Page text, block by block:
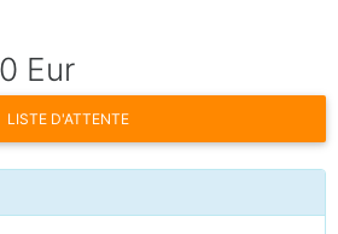
Eur
LISTE D'ATTENTE